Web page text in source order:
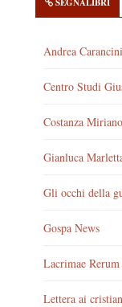
Andrea Carancini
Centro Studi
Costanza Miriano
Gianluca
Gli occhi della
Gospa News
Lacrimae Rerum
Lettera ai